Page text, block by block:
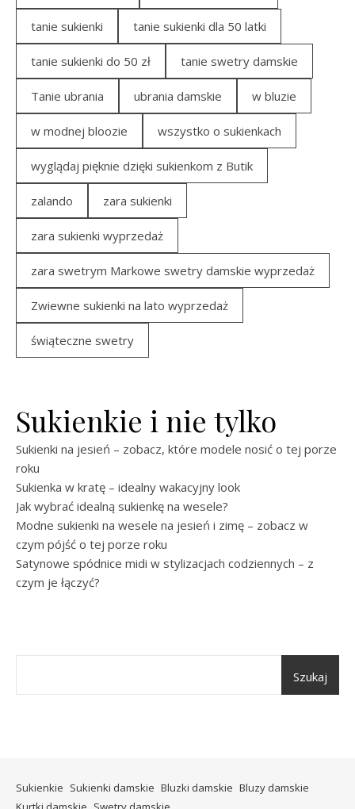
tanie sukienki tanie sukienki dla 50 latki
tanie sukienki do 50 zł tanie swetry damskie
Tanie ubrania ubrania damskie w bluzie
w modnej bloozie wszystko o sukienkach
wyglądaj pięknie dzięki sukienkom z Butik
zalando zara sukienki
zara sukienki wyprzedaż
zara swetrym Markowe swetry damskie wyprzedaż
Zwiewne sukienki na lato wyprzedaż
świąteczne swetry
Sukienkie i nie tylko
Sukienki na jesień – zobacz, które modele nosić o tej porze
roku
Sukienka w kratę – idealny wakacyjny look
Jak wybrać idealną sukienkę na wesele?
Modne sukienki na wesele na jesień i zimę – zobacz w
czym pójść o tej porze roku
Satynowe spódnice midi w stylizacjach codziennych – z
czym je łączyć?
Szukaj
Sukienkie Sukienki damskie Bluzki damskie Bluzy damskie